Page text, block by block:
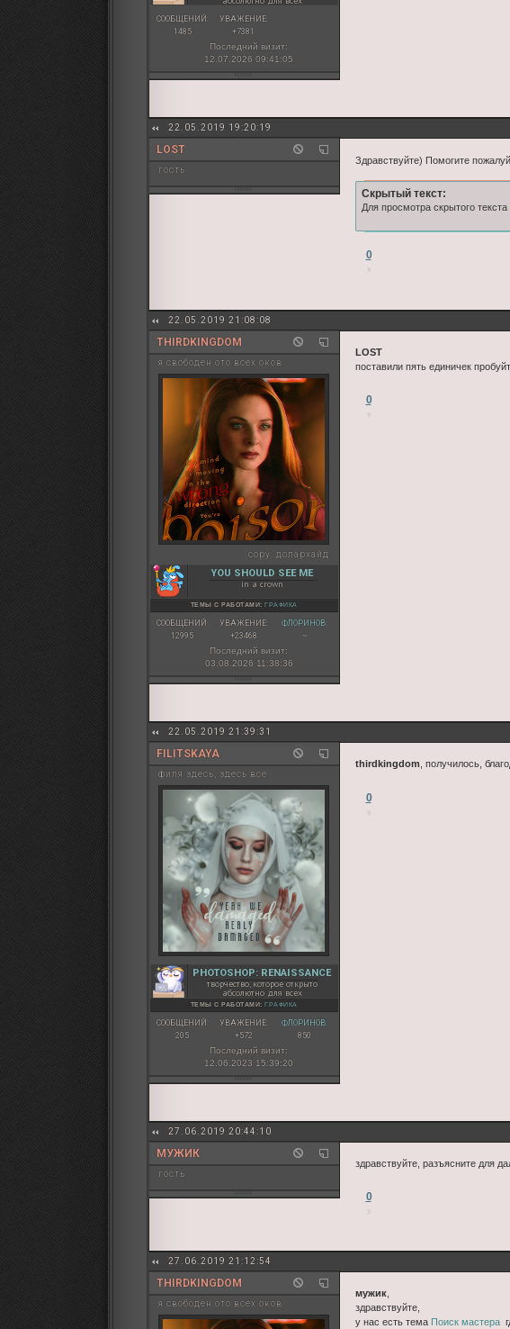
СООБЩЕНИЙ:
1485
УВАЖЕНИЕ:
+7381
Последний визит:
12.07.2026 09:41:05
22.05.2019 19:20:19
LOST
гость
Здравствуйте) Помогите
Скрытый текст:
Для просмотра скрытого текста
0
22.05.2019 21:08:08
THIRDKINGDOM
я свободен ото всех оков
copy: долархайд
YOU SHOULD SEE ME
in a crown
ТЕМЫ С РАБОТАМИ: ГРАФИКА
СООБЩЕНИЙ:
12995
УВАЖЕНИЕ:
+23468
ФЛОРИНОВ:
~
Последний визит:
03.08.2026 11:38:36
LOST
поставили пять единичек
0
22.05.2019 21:39:31
FILITSKAYA
филя здесь, здесь все
PHOTOSHOP: RENAISSANCE
творчество, которое открыто
абсолютно для всех
ТЕМЫ С РАБОТАМИ: ГРАФИКА
СООБЩЕНИЙ:
205
УВАЖЕНИЕ:
+572
ФЛОРИНОВ:
850
Последний визит:
12.06.2023 15:39:20
thirdkingdom , получилось,
0
27.06.2019 20:44:10
МУЖИК
гость
здравствуйте, разъясните для
0
27.06.2019 21:12:54
THIRDKINGDOM
я свободен ото всех оков
мужик,
здравствуйте,
у нас есть тема Поиск мастера